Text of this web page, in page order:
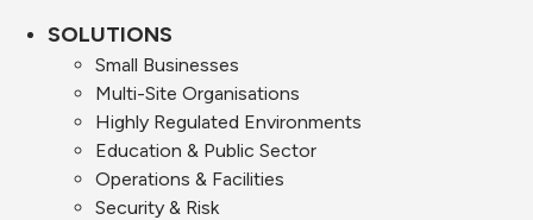
SOLUTIONS
Small Businesses
Multi-Site Organisations
Highly Regulated Environments
Education & Public Sector
Operations & Facilities
Security & Risk